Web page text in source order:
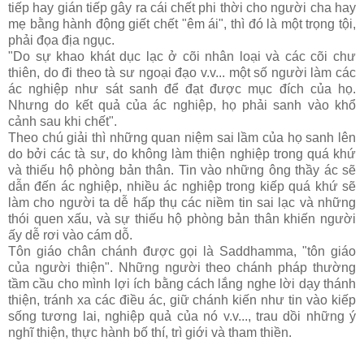
tiếp hay gián tiếp gây ra cái chết phi thời cho người cha hay
mẹ bằng hành động giết chết "êm ái", thì đó là một trọng tội,
phải đọa địa ngục.
"Do sự khao khát dục lạc ở cõi nhân loại và các cõi chư
thiên, do đi theo tà sư ngoại đạo v.v... một số người làm các
ác nghiệp như sát sanh để đạt được mục đích của họ.
Nhưng do kết quả của ác nghiệp, họ phải sanh vào khổ
cảnh sau khi chết".
Theo chú giải thì những quan niệm sai lầm của họ sanh lên
do bởi các tà sư, do không làm thiện nghiệp trong quá khứ
và thiếu hộ phòng bản thân. Tin vào những ông thầy ác sẽ
dẫn đến ác nghiệp, nhiều ác nghiệp trong kiếp quá khứ sẽ
làm cho người ta dễ hấp thụ các niềm tin sai lạc và những
thói quen xấu, và sự thiếu hộ phòng bản thân khiến người
ấy dễ rơi vào cám dỗ.
Tôn giáo chân chánh được gọi là Saddhamma, "tôn giáo
của người thiện". Những người theo chánh pháp thường
tầm cầu cho mình lợi ích bằng cách lắng nghe lời dạy thánh
thiện, tránh xa các điều ác, giữ chánh kiến như tin vào kiếp
sống tương lai, nghiệp quả của nó v.v..., trau dồi những ý
nghĩ thiện, thực hành bố thí, trì giới và tham thiền.